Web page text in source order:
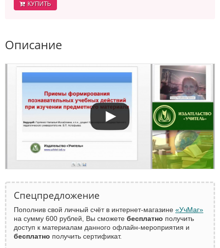
КУПИТЬ
Описание
Спецпредложение
Пополнив свой личный счёт в интернет-магазине «УчМаг»
на сумму 600 рублей, Вы сможете бесплатно получить
доступ к материалам данного офлайн-мероприятия и
бесплатно получить сертификат.